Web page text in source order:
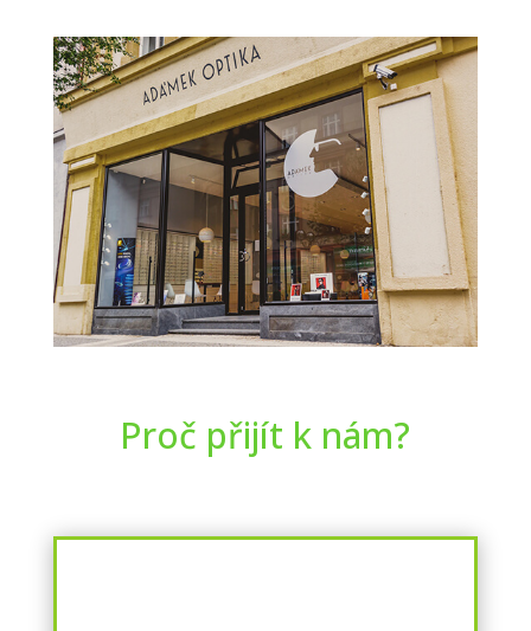
Proč přijít k nám?